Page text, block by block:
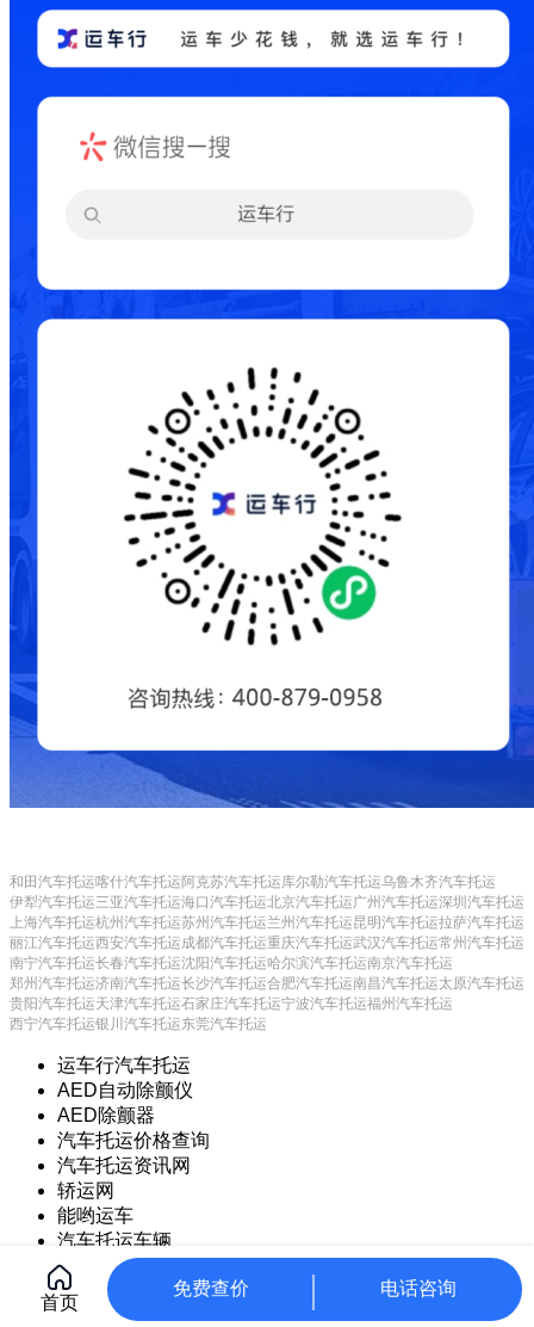
和田汽车托运喀什汽车托运阿克苏汽车托运库尔勒汽车托运乌鲁木齐汽车托运
伊犁汽车托运三亚汽车托运海口汽车托运北京汽车托运广州汽车托运深圳汽车托运
上海汽车托运杭州汽车托运苏州汽车托运兰州汽车托运昆明汽车托运拉萨汽车托运
丽江汽车托运西安汽车托运成都汽车托运重庆汽车托运武汉汽车托运常州汽车托运
南宁汽车托运长春汽车托运沈阳汽车托运哈尔滨汽车托运南京汽车托运
郑州汽车托运济南汽车托运长沙汽车托运合肥汽车托运南昌汽车托运太原汽车托运
贵阳汽车托运天津汽车托运石家庄汽车托运宁波汽车托运福州汽车托运
西宁汽车托运银川汽车托运东莞汽车托运
首页
免费查价 电话咨询
运车行汽车托运
AED自动除颤仪
AED除颤器
汽车托运价格查询
汽车托运资讯网
轿运网
能哟运车
汽车托运车辆
Copyright © 2021 常州甲保御网络科技有限公司 CorePress
苏ICP备17025925号-8